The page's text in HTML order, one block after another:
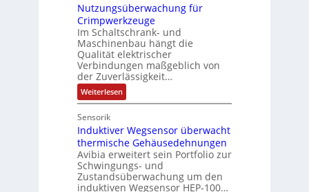
m
e
,
g
e
p
r
ä
g
t
d
u
r
c
f
ü
h
r
e
r
z
u
V
o
r
s
t
2
-
E
r
g
e
b
n
s
e
b
e
s
e
b
s
-
u
n
d
M
r
k
e
t
i
g
a
n
z
e
i
n
f
a
c
h
i
n
s
t
i
e
Nutzungsüberwachung für
Crimpwerkzeuge
Im Schaltschrank- und
Maschinenbau hängt die
Qualität elektrischer
Verbindungen maßgeblich von
der Zuverlässigkeit…
Weiterlesen:
N
z
u
n
g
s
ü
b
Sensorik
Induktiver Wegsensor überwacht
thermische Gehäusedehnungen
Avibia erweitert sein Portfolio zur
Schwingungs- und
Zustandsüberwachung um den
induktiven Wegsensor HEP-100…